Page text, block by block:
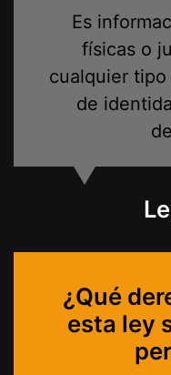
Es
físicas o
cualquier
de
¿Qué
esta ley